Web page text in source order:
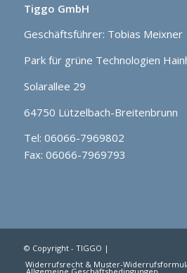
Tiggo GmbH
Geschäftsführer: Tobias Meixner
Park für grüne Technologien
Solarallee 29
64750 Lützelbach-Breitenbrunn
Tel: 06066-7969802
Fax: 06066-7969793
© Copyright - TIGGO |
Widerrufsrecht & Muster-